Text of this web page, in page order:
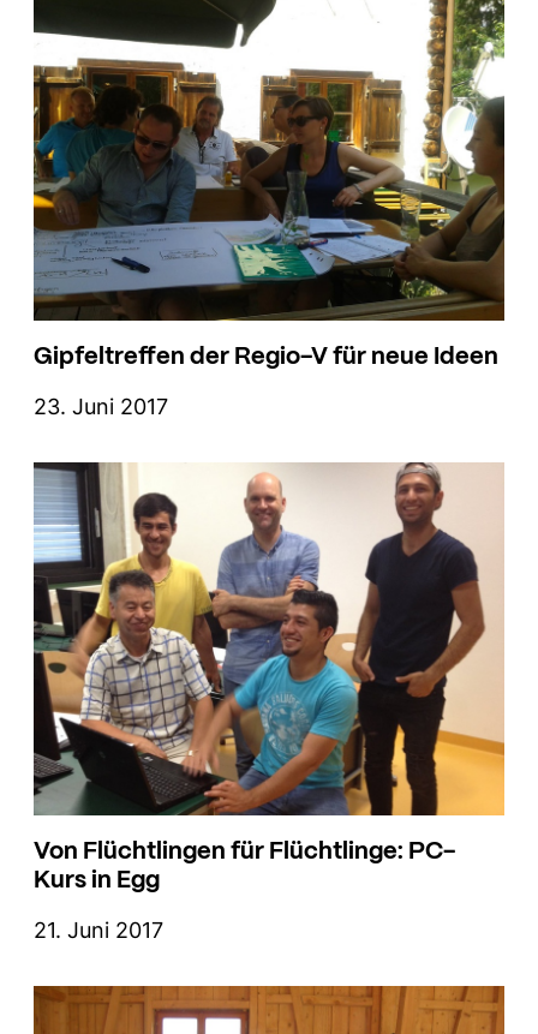
Gipfeltreffen der Regio-V für neue Ideen
23. Juni 2017
Von Flüchtlingen für Flüchtlinge: PC-
Kurs in Egg
21. Juni 2017